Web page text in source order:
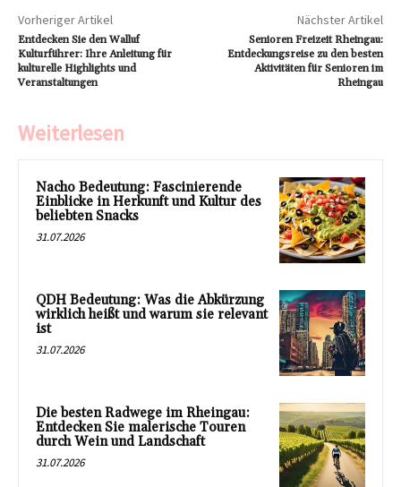
Vorheriger Artikel
Entdecken Sie den Walluf
Kulturführer: Ihre Anleitung für
kulturelle Highlights und
Veranstaltungen
Nächster Artikel
Senioren Freizeit Rheingau:
Entdeckungsreise zu den besten
Aktivitäten für Senioren im
Rheingau
Weiterlesen
Nacho Bedeutung: Fascinierende
Einblicke in Herkunft und Kultur des
beliebten Snacks
31.07.2026
QDH Bedeutung: Was die Abkürzung
wirklich heißt und warum sie relevant
ist
31.07.2026
Die besten Radwege im Rheingau:
Entdecken Sie malerische Touren
durch Wein und Landschaft
31.07.2026